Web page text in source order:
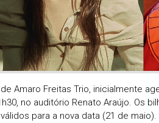
Amaro Freitas Trio, inicialmente
no auditório Renato Araújo. Os
para a nova data (21 de